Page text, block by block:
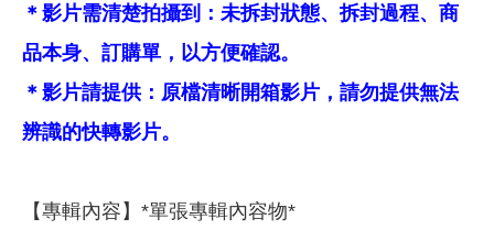
＊影片需清楚拍攝到：未拆封狀態、拆封過程、商
品本身、訂購單，以方便確認。
＊影片請提供：原檔清晰開箱影片，請勿提供無法
辨識的快轉影片。
【專輯內容】*單張專輯內容物*